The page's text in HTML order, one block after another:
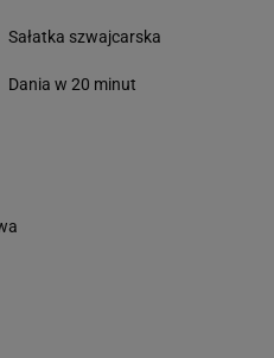
Sałatka szwajcarska
Dania w 20 minut